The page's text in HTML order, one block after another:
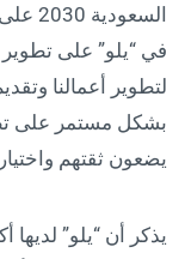
في “يلو” على تطوير
لتطوير أعمالنا
بشكل مستمر على
يضعون ثقتهم